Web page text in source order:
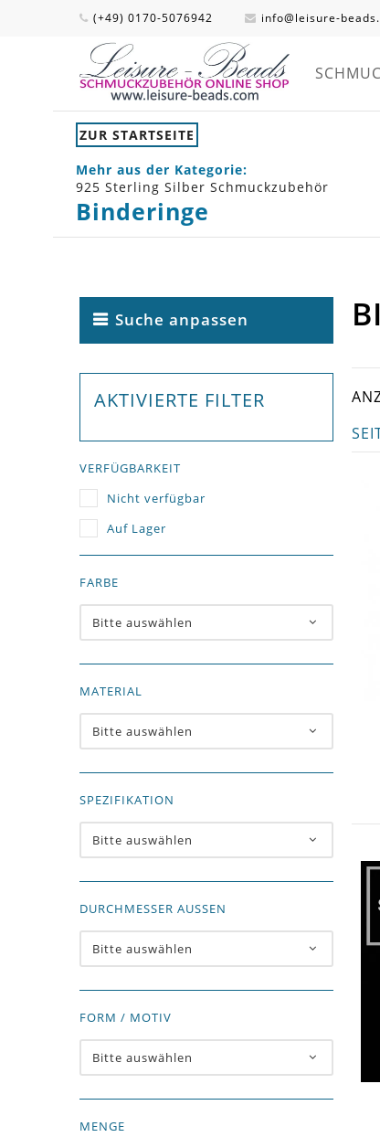
(+49) 0170-5076942 info@leisure-
ZUR STARTSEITE
Mehr aus der Kategorie:
925 Sterling Silber Schmuckzubehör
Binderinge
Suche anpassen
AKTIVIERTE FILTER
VERFÜGBARKEIT
Nicht verfügbar
Auf Lager
FARBE
Bitte auswählen
MATERIAL
Bitte auswählen
SPEZIFIKATION
Bitte auswählen
DURCHMESSER AUSSEN
Bitte auswählen
FORM / MOTIV
Bitte auswählen
MENGE